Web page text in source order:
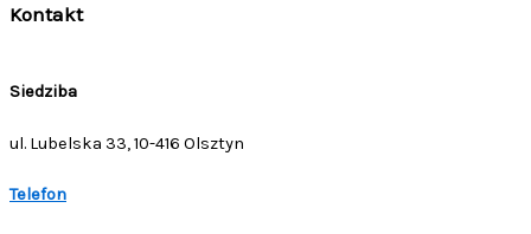
Kontakt
Siedziba
ul. Lubelska 33, 10-416 Olsztyn
Telefon